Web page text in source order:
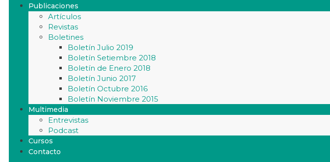
Publicaciones
Artículos
Revistas
Boletines
Boletín Julio 2019
Boletín Setiembre 2018
Boletín de Enero 2018
Boletín Junio 2017
Boletín Octubre 2016
Boletín Noviembre 2015
Multimedia
Entrevistas
Podcast
Cursos
Contacto